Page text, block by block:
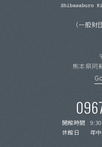
（一般財
熊本県阿
開館時間
9:30
休館日
年中